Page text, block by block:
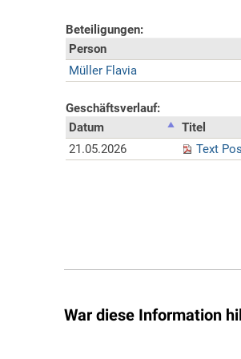
War diese Information